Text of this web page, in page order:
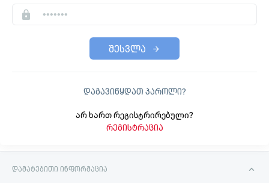
შესვლა
დაგავიწყდათ პაროლი?
არ ხართ რეგისტრირებული?
რეგისტრაცია
დამატებითი ინფორმაცია